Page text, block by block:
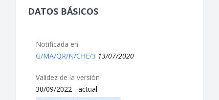
DATOS BÁSICOS
Notificada en
G/MA/QR/N/CHE/3 13/07/2020
Validez de la versión
30/09/2022 - actual